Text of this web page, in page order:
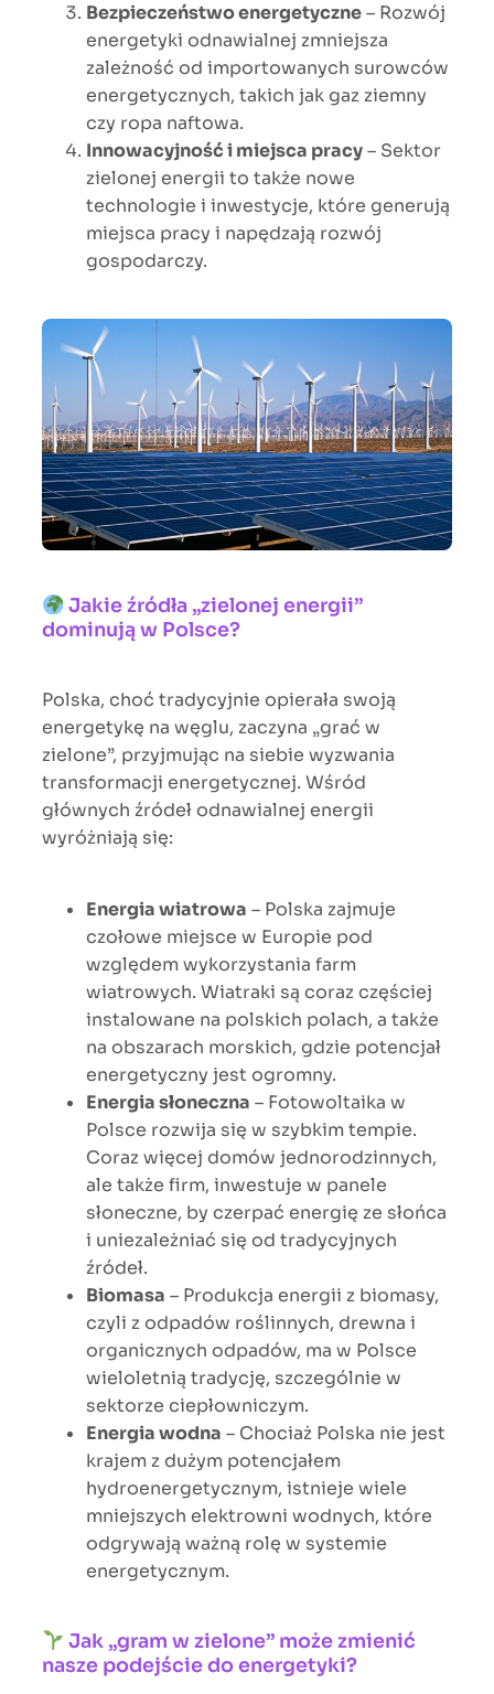
Bezpieczeństwo energetyczne– Rozwój
energetyki odnawialnej zmniejsza
zależność od importowanych surowców
energetycznych, takich jak gaz ziemny
czy ropa naftowa.
Innowacyjność i miejsca pracy– Sektor
zielonej energii to także nowe
technologie i inwestycje, które generują
miejsca pracy i napędzają rozwój
gospodarczy.
Jakie źródła „zielonej energii”
dominują w Polsce?
Polska, choć tradycyjnie opierała swoją
energetykę na węglu, zaczyna „grać w
zielone”, przyjmując na siebie wyzwania
transformacji energetycznej. Wśród
głównych źródeł odnawialnej energii
wyróżniają się:
Energia wiatrowa – Polska zajmuje
czołowe miejsce w Europie pod
względem wykorzystania farm
wiatrowych. Wiatraki są coraz częściej
instalowane na polskich polach, a także
na obszarach morskich, gdzie potencjał
energetyczny jest ogromny.
Energia słoneczna – Fotowoltaika w
Polsce rozwija się w szybkim tempie.
Coraz więcej domów jednorodzinnych,
ale także firm, inwestuje w panele
słoneczne, by czerpać energię ze słońca
i uniezależniać się od tradycyjnych
źródeł.
Biomasa – Produkcja energii z biomasy,
czyli z odpadów roślinnych, drewna i
organicznych odpadów, ma w Polsce
wieloletnią tradycję, szczególnie w
sektorze ciepłowniczym.
Energia wodna – Chociaż Polska nie jest
krajem z dużym potencjałem
hydroenergetycznym, istnieje wiele
mniejszych elektrowni wodnych, które
odgrywają ważną rolę w systemie
energetycznym.
Jak „gram w zielone” może zmienić
nasze podejście do energetyki?